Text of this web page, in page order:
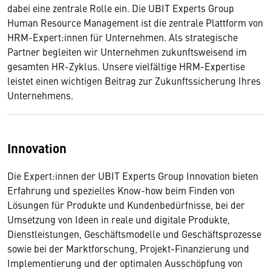
dabei eine zentrale Rolle ein. Die UBIT Experts Group
Human Resource Management ist die zentrale Plattform von
HRM-Expert:innen für Unternehmen. Als strategische
Partner begleiten wir Unternehmen zukunftsweisend im
gesamten HR-Zyklus. Unsere vielfältige HRM-Expertise
leistet einen wichtigen Beitrag zur Zukunftssicherung Ihres
Unternehmens.
Innovation
Die Expert:innen der UBIT Experts Group Innovation bieten
Erfahrung und spezielles Know-how beim Finden von
Lösungen für Produkte und Kundenbedürfnisse, bei der
Umsetzung von Ideen in reale und digitale Produkte,
Dienstleistungen, Geschäftsmodelle und Geschäftsprozesse
sowie bei der Marktforschung, Projekt-Finanzierung und
Implementierung und der optimalen Ausschöpfung von